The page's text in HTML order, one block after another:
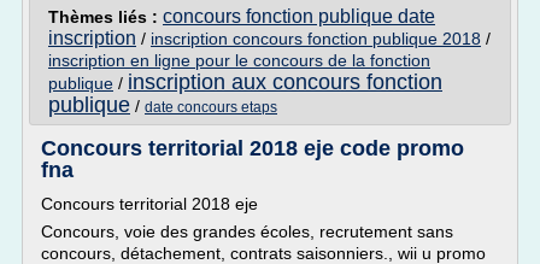
Thèmes liés : concours fonction publique date
inscription / inscription concours fonction publique 2018 /
inscription en ligne pour le concours de la fonction
publique / inscription aux concours fonction
publique / date concours etaps
Concours territorial 2018 eje code promo
fna
Concours territorial 2018 eje
Concours, voie des grandes écoles, recrutement sans
concours, détachement, contrats saisonniers., wii u promo